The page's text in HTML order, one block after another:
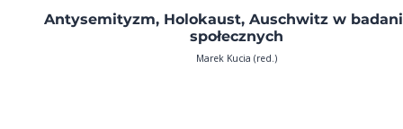
Antysemityzm, Holokaust, Auschwitz w
społecznych
Marek Kucia (red.)